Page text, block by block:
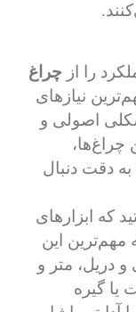
را از چراغ
نیازهای
اصولی و
چراغ‌ها،
به دقت دنبال
که ابزارهای
مهم‌ترین این
و دریل، متر و
یا گیره